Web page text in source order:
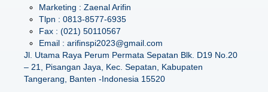
Marketing : Zaenal Arifin
Tlpn : 0813-8577-6935
Fax : (021) 50110567
Email : arifinspi2023@gmail.com
Jl. Utama Raya Perum Permata Sepatan Blk. D19 No.20
– 21, Pisangan Jaya, Kec. Sepatan, Kabupaten
Tangerang, Banten -Indonesia 15520